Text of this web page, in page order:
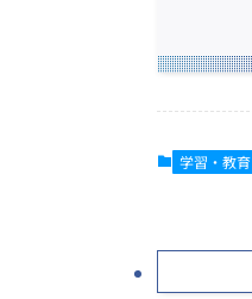
学習・教育